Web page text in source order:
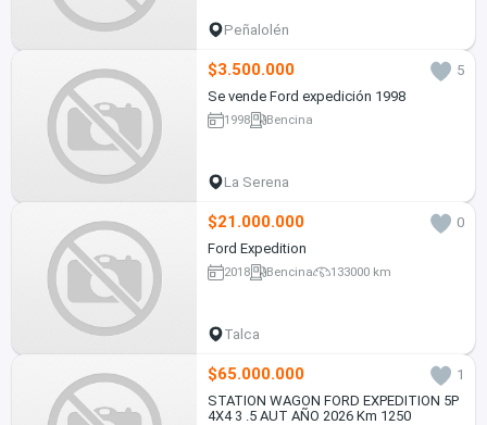
Peñalolén
$3.500.000
5
Se vende Ford expedición 1998
1998 Bencina
La Serena
$21.000.000
0
Ford Expedition
2018 Bencina 133000 km
Talca
$65.000.000
1
STATION WAGON FORD EXPEDITION 5P
4X4 3 .5 AUT AÑO 2026 Km 1250